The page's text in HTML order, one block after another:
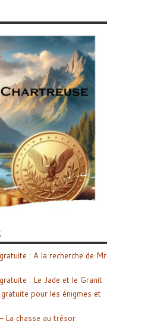
: A la recherche de Mr
: Le Jade et le Granit
pour les énigmes et
La chasse au trésor